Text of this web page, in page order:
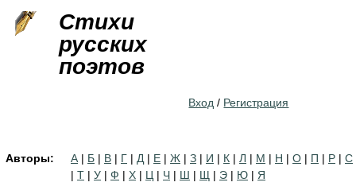
Стихи
русских
поэтов
Вход / Регистрация
Авторы: А | Б | В | Г | Д | Е | Ж | З | И | К | Л | М | Н | О | П | Р | С
| Т | У | Ф | Х | Ц | Ч | Ш | Щ | Э | Ю | Я